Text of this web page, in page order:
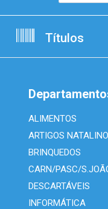
Títulos
ALIMENTOS
ARTIGOS
BRINQUEDOS
CARN/PASC/
DESCARTÁVEIS
INFORMÁTICA